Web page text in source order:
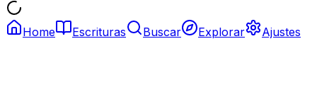
Home Escrituras Buscar Explorar Ajustes